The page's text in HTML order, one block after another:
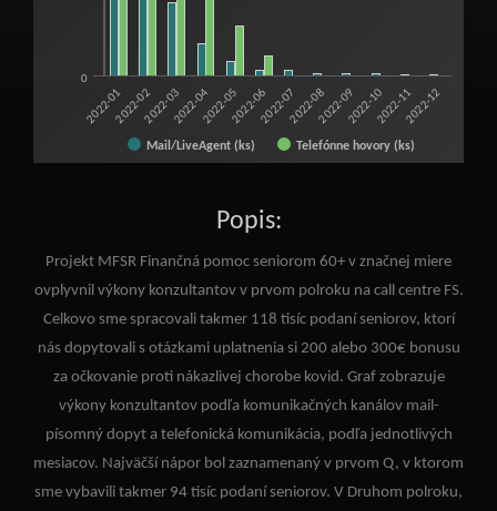
Mail/LiveAgent (ks) Telefónne hovory (ks)
2022-012022-022022-032022-042022-052022-062022-072022-082022-092022-102022-112022-12
0
Popis:
Projekt MFSR Finančná pomoc seniorom 60+ v značnej miere
ovplyvnil výkony konzultantov v prvom polroku na call centre FS.
Celkovo sme spracovali takmer 118 tisíc podaní seniorov, ktorí
nás dopytovali s otázkami uplatnenia si 200 alebo 300€ bonusu
za očkovanie proti nákazlivej chorobe kovid. Graf zobrazuje
výkony konzultantov podľa komunikačných kanálov mail-
písomný dopyt a telefonická komunikácia, podľa jednotlivých
mesiacov. Najväčší nápor bol zaznamenaný v prvom Q, v ktorom
sme vybavili takmer 94 tisíc podaní seniorov. V Druhom polroku,